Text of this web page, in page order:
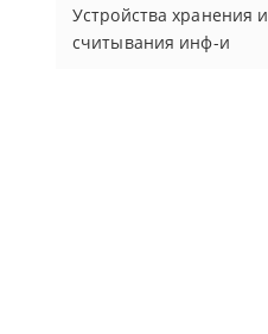
Устройства хранения и
считывания инф-и